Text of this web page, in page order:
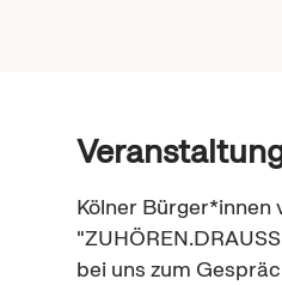
Kölner Bürger*innen
bei uns zum